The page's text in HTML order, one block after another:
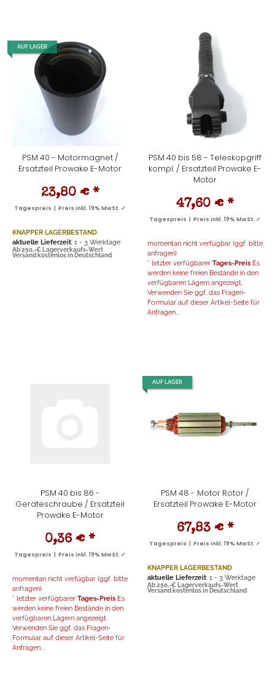
AUF LAGER
PSM 40 - Motormagnet /
Ersatzteil Prowake E-Motor
23,80 € *
Tagespreis | Preis inkl. 19% MwSt. ✓
KNAPPER LAGERBESTAND
aktuelle Lieferzeit: 1 - 3 Werktage
Ab 250,-€ Lagerverkaufs-Wert
Versand kostenlos in Deutschland
PSM 40 bis 58 - Teleskopgriff
kompl. / Ersatzteil Prowake E-
Motor
47,60 € *
Tagespreis | Preis inkl. 19% MwSt. ✓
momentan nicht verfügbar (ggf. bitte
anfragen)
* letzter verfügbarer Tages-Preis Es
werden keine freien Bestände in den
verfügbaren Lägern angezeigt.
Verwenden Sie ggf. das Fragen-
Formular auf dieser Artikel-Seite für
Anfragen...
PSM 40 bis 86 -
Geräteschraube / Ersatzteil
Prowake E-Motor
0,36 € *
Tagespreis | Preis inkl. 19% MwSt. ✓
momentan nicht verfügbar (ggf. bitte
anfragen)
* letzter verfügbarer Tages-Preis Es
werden keine freien Bestände in den
verfügbaren Lägern angezeigt.
Verwenden Sie ggf. das Fragen-
Formular auf dieser Artikel-Seite für
Anfragen...
AUF LAGER
PSM 48 - Motor Rotor /
Ersatzteil Prowake E-Motor
67,83 € *
Tagespreis | Preis inkl. 19% MwSt. ✓
KNAPPER LAGERBESTAND
aktuelle Lieferzeit: 1 - 3 Werktage
Ab 250,-€ Lagerverkaufs-Wert
Versand kostenlos in Deutschland